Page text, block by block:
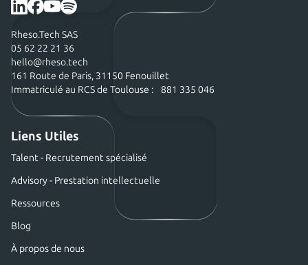
Rheso.Tech SAS
05 62 22 21 36
hello@rheso.tech
161 Route de Paris, 31150 Fenouillet
Immatriculé au RCS de Toulouse : 881 335 046
Liens Utiles
Talent - Recrutement spécialisé
Advisory - Prestation intellectuelle
Ressources
Blog
À propos de nous